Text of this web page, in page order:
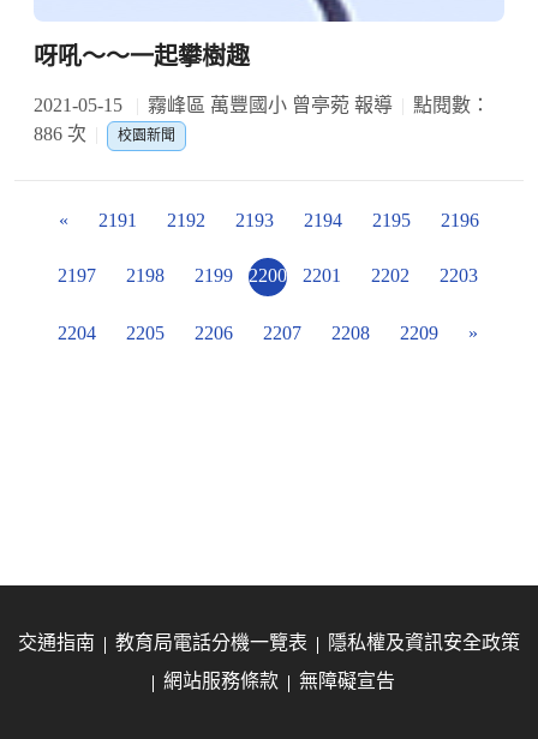
呀吼～～一起攀樹趣
2021-05-15 霧峰區 萬豐國小 曾亭菀 報導
點閱數：
886 次
校園新聞
« 2191 2192 2193 2194 2195 2196
2197 2198 2199 2200 2201 2202 2203
2204 2205 2206 2207 2208 2209 »
交通指南 教育局電話分機一覽表
隱私權及資訊安全政策
網站服務條款
無障礙宣告